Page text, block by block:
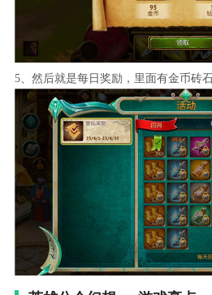
5、然后就是每日奖励，里面有金币砖